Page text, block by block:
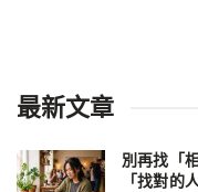
最新文章
別再找「
「找對的人